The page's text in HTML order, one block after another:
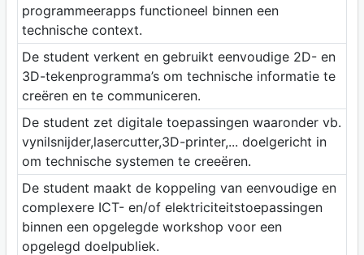
programmeerapps functioneel binnen een
technische context.
De student verkent en gebruikt eenvoudige 2D- en
3D-tekenprogramma’s om technische informatie te
creëren en te communiceren.
De student zet digitale toepassingen waaronder vb.
vynilsnijder,lasercutter,3D-printer,... doelgericht in
om technische systemen te creeëren.
De student maakt de koppeling van eenvoudige en
complexere ICT- en/of elektriciteitstoepassingen
binnen een opgelegde workshop voor een
opgelegd doelpubliek.